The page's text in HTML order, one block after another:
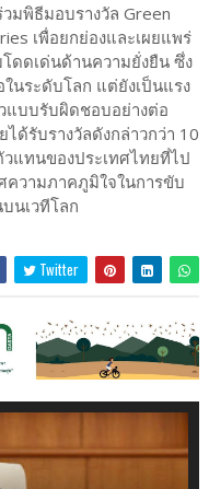
มพิธีมอบรางวัล Green
เพื่อยกย่องและเผยแพร่
ดดเด่นด้านความยั่งยืน ซึ่ง
ในระดับโลก แต่ยังเป็นแรง
แบบรับผิดชอบอย่างต่อ
ด้รับรางวัลดังกล่าวกว่า 10
วแทนของประเทศไทยที่ไป
ความภาคภูมิใจในการขับ
นเวทีโลก
Twitter